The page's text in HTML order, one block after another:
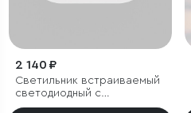
2 140 ₽
Светильник встраиваемый
светодиодный с
антибликовой решеткой